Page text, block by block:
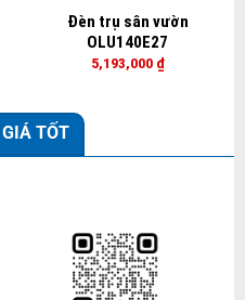
Đèn trụ sân vườn
OLU140E27
5,193,000 ₫
TỐT